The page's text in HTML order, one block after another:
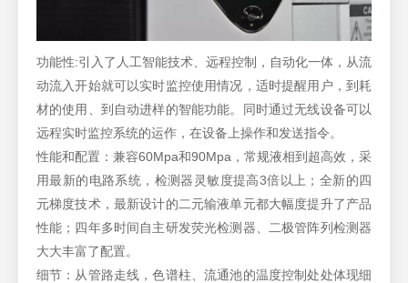
功能性:引入了人工智能技术、远程控制，自动化一体，从流
动流入开始就可以实时监控使用情况，适时提醒用户，到耗
材的使用、到自动进样的智能功能。同时通过无线设备可以
远程实时监控系统的运作，在设备上操作和发送指令。
性能和配置：兼容60Mpa和90Mpa，常规液相到超高效，采
用最新的电路系统，检测器灵敏度提高3倍以上；全新的四
元梯度技术，最新设计的二元输液单元都大幅度提升了产品
性能；四年多时间自主研发荧光检测器、二极管阵列检测器
大大丰富了配置。
细节：从管路走线，色谱柱、流通池的温度控制处处体现细